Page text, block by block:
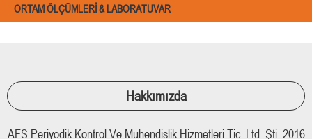
ORTAM ÖLÇÜMLERI & LABORATUVAR
Hakkımızda
AFS Periyodik Kontrol Ve Mühendislik Hizmetleri Tic. Ltd. Şti. 2016